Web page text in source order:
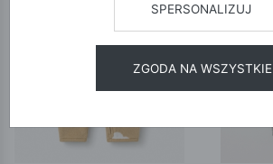
SPERSONALIZUJ
ZGODA NA WSZYSTKIE